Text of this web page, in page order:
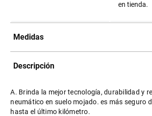
en tienda.
Medidas
Descripción
A. Brinda la mejor tecnología, durabilidad y
neumático en suelo mojado. es más seguro
hasta el último kilómetro.